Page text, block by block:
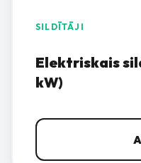
SILDĪTĀJI
Elektriskais
kW)